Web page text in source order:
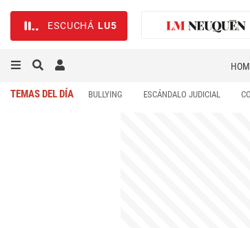
ESCUCHÁ LU5
TEMAS DEL DÍA BULLYING ESCÁNDALO JUDICIAL